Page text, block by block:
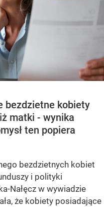
bezdzietne kobiety
matki - wynika
ten popiera
bezdzietnych kobiet
i polityki
Nałęcz w wywiadzie
że kobiety posiadające